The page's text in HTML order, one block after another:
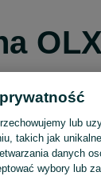
przez
przez konto
lub
takich jak
danych
wybory lub